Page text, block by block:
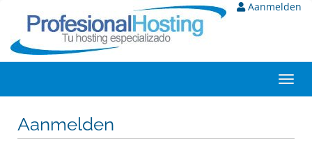
Aanmelden
Aanmelden